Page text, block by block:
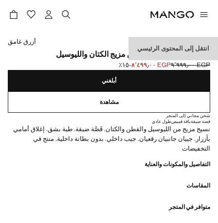
انتقل إلى المحتوى الرئيسي
جاكيت بليزر سليم فيت من مزيج الكتان والليوسيل
السعر الأول محذوف [EGP ٩٬٩٩٩٫٠٠ ]
EGP ٩٬٩٩٩٫٠٠
السعر الحالي [EGP ٨٬٤٩٩٫٠٠ ] EGP ٨٬٤٩٩٫٠٠ ؜-١٥٪؜
حدد اللون
أزرق غامق
أبلغني
مشاهدة
شحن مجاني إلى المتجر
قصة ضيقةياقة قميصطول عادي
نسيج مزيج من الليوسيل والقطن والكتان. قَصَّة ضيقة. طية بشق. إغلاق أمامي
بأزرار. جيبان جانبيان رقعيان. جيب داخلي. بدون بطانة داخلية. منتج في
التخفيضات
التفاصيل والمكونات والعناية
المقاسات
متوافر في المتجر